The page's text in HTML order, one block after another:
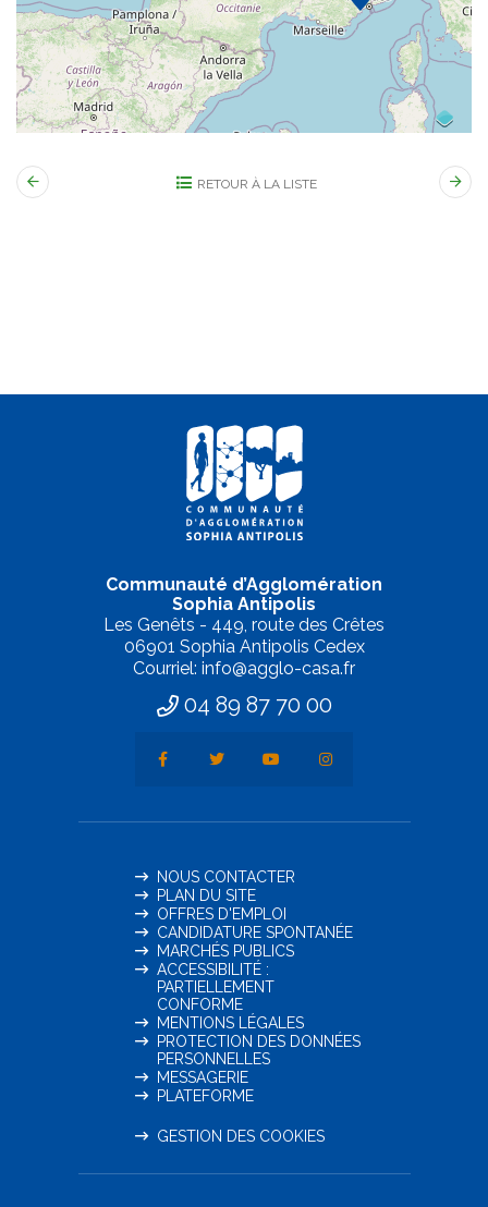
RETOUR À LA LISTE
Communauté d’Agglomération
Sophia Antipolis
Les Genêts - 449, route des Crêtes
06901 Sophia Antipolis Cedex
Courriel: info@agglo-casa.fr
04 89 87 70 00
NOUS CONTACTER
PLAN DU SITE
OFFRES D'EMPLOI
CANDIDATURE SPONTANÉE
MARCHÉS PUBLICS
ACCESSIBILITÉ :
PARTIELLEMENT
CONFORME
MENTIONS LÉGALES
PROTECTION DES DONNÉES
PERSONNELLES
MESSAGERIE
PLATEFORME
GESTION DES COOKIES